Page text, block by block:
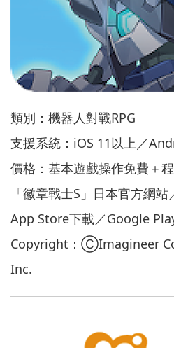
類別：機器人對戰RPG
支援系統：iOS 11以上／
價格：基本遊戲操作免費＋
「徽章戰士S」日本官方網
App Store下載／Google
Copyright：ⒸImagineer
Inc.